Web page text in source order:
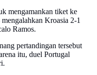
mengamankan tiket ke
Kroasia 2-1
Ramos.
pertandingan tersebut
itu, duel Portugal